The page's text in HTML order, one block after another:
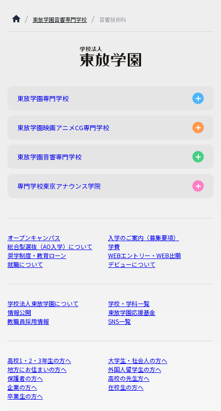
東放学園音響専門学校 音響技術科
東放学園専門学校
東放学園映画アニメCG専門学校
東放学園音響専門学校
専門学校東京アナウンス学院
オープンキャンパス
入学のご案内（募集要項）
総合型選抜（AO入学）について
学費
奨学制度・教育ローン
WEBエントリー・WEB出願
就職について
デビューについて
学校法人東放学園について
学校・学科一覧
情報公開
東放学園応援基金
教職員採用情報
SNS一覧
高校1・2・3年生の方へ
大学生・社会人の方へ
地方にお住まいの方へ
外国人留学生の方へ
保護者の方へ
高校の先生方へ
企業の方へ
在校生の方へ
卒業生の方へ